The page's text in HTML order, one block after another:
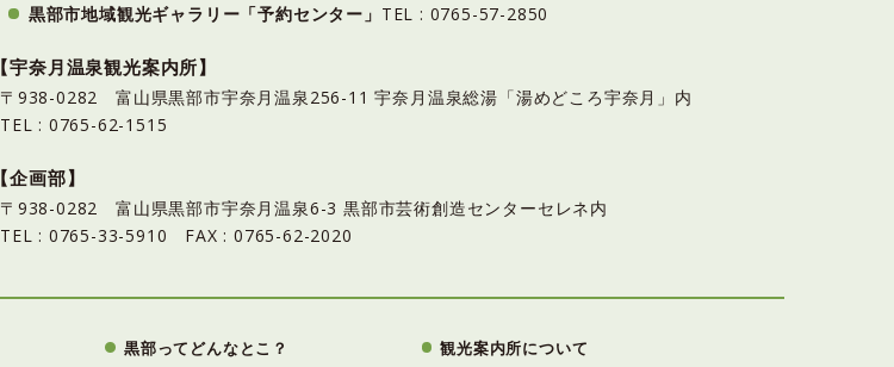
黒部市地域観光ギャラリー「予約センター」 TEL : 0765-57-2850
【宇奈月温泉観光案内所】
〒938-0282 富山県黒部市宇奈月温泉256-11 宇奈月温泉総湯「湯めどころ宇奈月」内
TEL : 0765-62-1515
【企画部】
〒938-0282 富山県黒部市宇奈月温泉6-3 黒部市芸術創造センターセレネ内
TEL : 0765-33-5910 FAX : 0765-62-2020
黒部ってどんなとこ？
観光案内所について